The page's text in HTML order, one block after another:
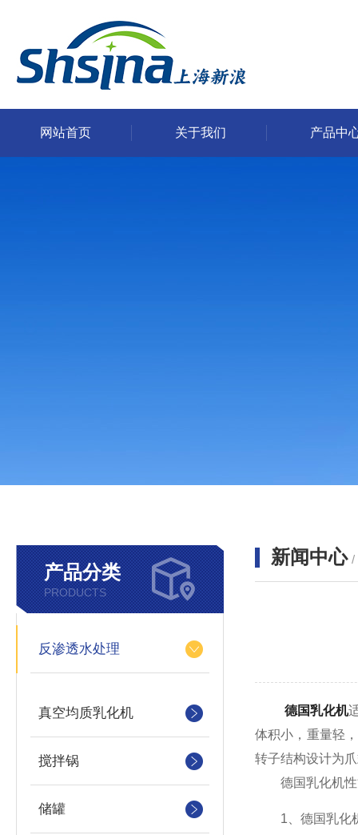
网站首页 关于我们 产品中
产品分类
PRODUCTS
反渗透水处理
真空均质乳化机
搅拌锅
储罐
新闻中心 /
德国乳化机
体积小，重量轻
转子结构设计为
德国乳化机性
1、德国乳化机